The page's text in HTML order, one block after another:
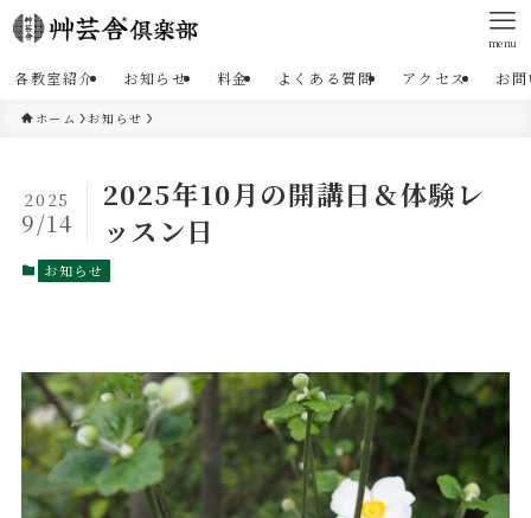
menu
各教室紹介 お知らせ 料金 よくある質問 アクセス お
ホーム お知らせ
2025年10月の開講日＆体験レ
ッスン日
2025
9/14
お知らせ